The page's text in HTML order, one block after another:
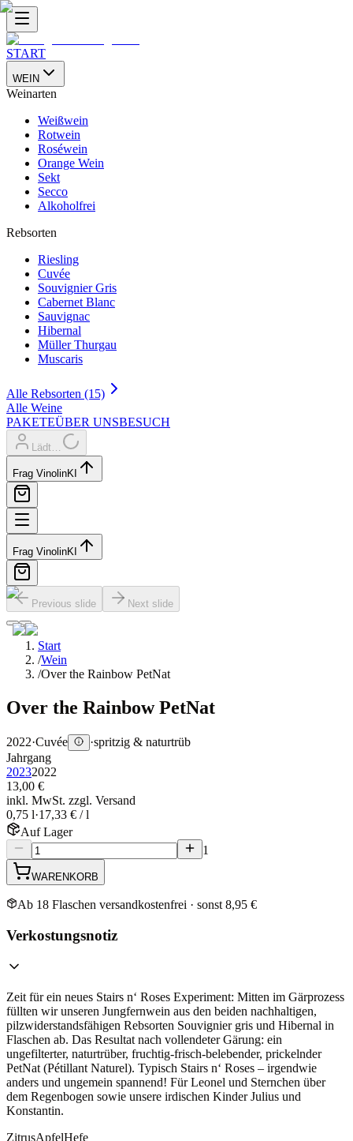
START
WEIN
Weinarten
Weißwein
Rotwein
Roséwein
Orange Wein
Sekt
Secco
Alkoholfrei
Rebsorten
Riesling
Cuvée
Souvignier Gris
Cabernet Blanc
Sauvignac
Hibernal
Müller Thurgau
Muscaris
Alle Rebsorten (15)
Alle Weine
PAKETEÜBER UNSBESUCH
Lädt…
Frag VinolinKI
Frag VinolinKI
Previous slide Next slide
Start
/Wein
/Over the Rainbow PetNat
Over the Rainbow PetNat
2022·Cuvée ·spritzig & naturtrüb
Jahrgang
20232022
13,00 €
inkl. MwSt. zzgl. Versand
0,75 l·17,33 € / l
Auf Lager
1
WARENKORB
Ab 18 Flaschen versandkostenfrei · sonst 8,95 €
Verkostungsnotiz
Zeit für ein neues Stairs n‘ Roses Experiment: Mitten im Gärprozess
füllten wir unseren Jungfernwein aus den beiden nachhaltigen,
pilzwiderstandsfähigen Rebsorten Souvignier gris und Hibernal in
Flaschen ab. Das Resultat nach vollendeter Gärung: ein
ungefilterter, naturtrüber, fruchtig-frisch-belebender, prickelnder
PetNat (Pétillant Naturel). Typisch Stairs n‘ Roses – irgendwie
anders und ungemein spannend! Für Leonel und Sternchen über
dem Regenbogen sowie unsere irdischen Kinder Julius und
Konstantin.
ZitrusApfelHefe